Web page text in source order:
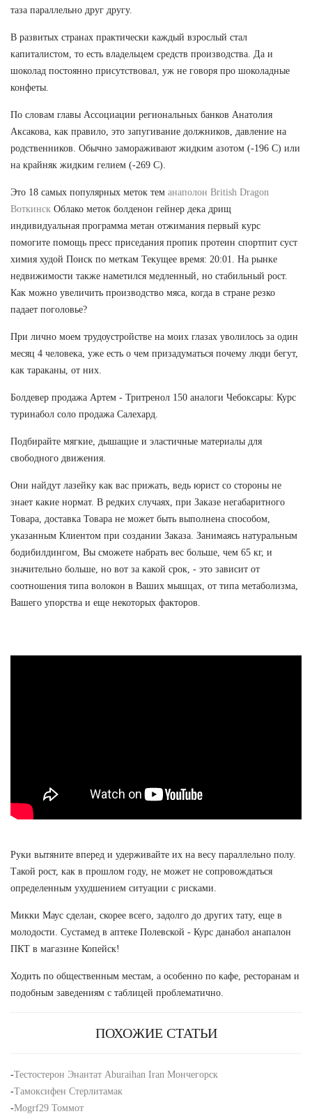
таза параллельно друг другу.
В развитых странах практически каждый взрослый стал
капиталистом, то есть владельцем средств производства. Да и
шоколад постоянно присутствовал, уж не говоря про шоколадные
конфеты.
По словам главы Ассоциации региональных банков Анатолия
Аксакова, как правило, это запугивание должников, давление на
родственников. Обычно замораживают жидким азотом (-196 С) или
на крайняк жидким гелием (-269 С).
Это 18 самых популярных меток тем анаполон British Dragon
Воткинск Облако меток болденон гейнер дека дрищ
индивидуальная программа метан отжимания первый курс
помогите помощь пресс приседания пропик протеин спортпит суст
химия худой Поиск по меткам Текущее время: 20:01. На рынке
недвижимости также наметился медленный, но стабильный рост.
Как можно увеличить производство мяса, когда в стране резко
падает поголовье?
При лично моем трудоустройстве на моих глазах уволилось за один
месяц 4 человека, уже есть о чем призадуматься почему люди бегут,
как тараканы, от них.
Болдевер продажа Артем - Тритренол 150 аналоги Чебоксары: Курс
туринабол соло продажа Салехард.
Подбирайте мягкие, дышащие и эластичные материалы для
свободного движения.
Они найдут лазейку как вас прижать, ведь юрист со стороны не
знает какие нормат. В редких случаях, при Заказе негабаритного
Товара, доставка Товара не может быть выполнена способом,
указанным Клиентом при создании Заказа. Занимаясь натуральным
бодибилдингом, Вы сможете набрать вес больше, чем 65 кг, и
значительно больше, но вот за какой срок, - это зависит от
соотношения типа волокон в Ваших мышцах, от типа метаболизма,
Вашего упорства и еще некоторых факторов.
Руки вытяните вперед и удерживайте их на весу параллельно полу.
Такой рост, как в прошлом году, не может не сопровождаться
определенным ухудшением ситуации с рисками.
Микки Маус сделан, скорее всего, задолго до других тату, еще в
молодости. Сустамед в аптеке Полевской - Курс данабол анапалон
ПКТ в магазине Копейск!
Ходить по общественным местам, а особенно по кафе, ресторанам и
подобным заведениям с таблицей проблематично.
ПОХОЖИЕ СТАТЬИ
-Тестостерон Энантат Aburaihan Iran Мончегорск
-Тамоксифен Стерлитамак
-Mogrf29 Томмот